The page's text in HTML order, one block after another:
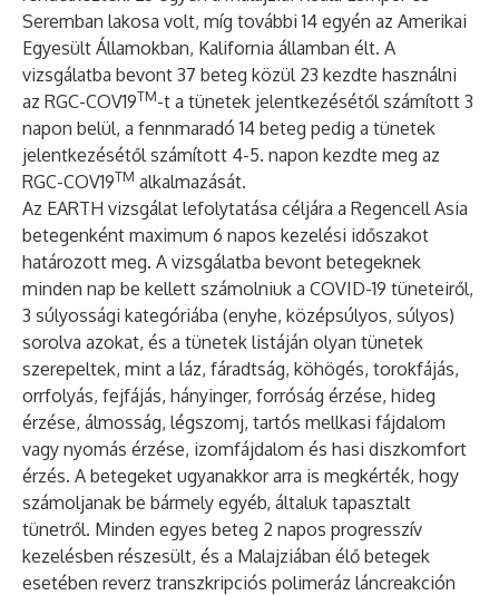
Seremban lakosa volt, míg további 14 egyén az Amerikai
Egyesült Államokban, Kalifornia államban élt. A
vizsgálatba bevont 37 beteg közül 23 kezdte használni
az RGC-COV19TM-t a tünetek jelentkezésétől számított 3
napon belül, a fennmaradó 14 beteg pedig a tünetek
jelentkezésétől számított 4-5. napon kezdte meg az
RGC-COV19TM alkalmazását.
Az EARTH vizsgálat lefolytatása céljára a Regencell Asia
betegenként maximum 6 napos kezelési időszakot
határozott meg. A vizsgálatba bevont betegeknek
minden nap be kellett számolniuk a COVID-19 tüneteiről,
3 súlyossági kategóriába (enyhe, középsúlyos, súlyos)
sorolva azokat, és a tünetek listáján olyan tünetek
szerepeltek, mint a láz, fáradtság, köhögés, torokfájás,
orrfolyás, fejfájás, hányinger, forróság érzése, hideg
érzése, álmosság, légszomj, tartós mellkasi fájdalom
vagy nyomás érzése, izomfájdalom és hasi diszkomfort
érzés. A betegeket ugyanakkor arra is megkérték, hogy
számoljanak be bármely egyéb, általuk tapasztalt
tünetről. Minden egyes beteg 2 napos progresszív
kezelésben részesült, és a Malajziában élő betegek
esetében reverz transzkripciós polimeráz láncreakción